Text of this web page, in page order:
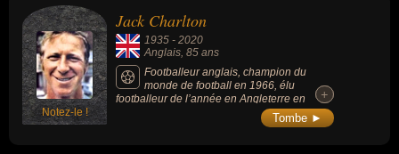
Notez-le !
Jack Charlton
1935 - 2020
Anglais , 85 ans
Footballeur anglais, champion du
monde de football en 1966, élu
footballeur de l’année en Angleterre en
1967, il est le frère aîné du légendaire
+
+
Tombe ►